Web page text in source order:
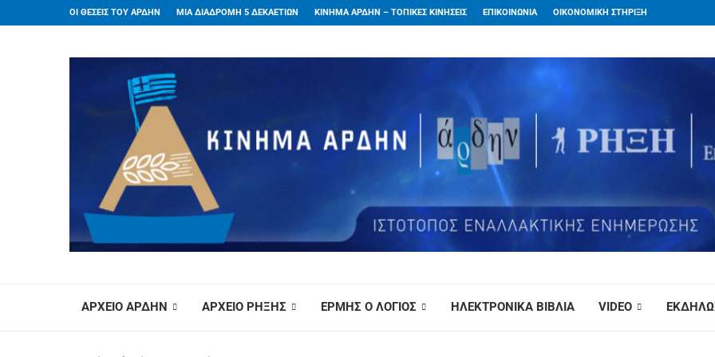
ΟΙ ΘΕΣΕΙΣ ΤΟΥ ΑΡΔΗΝ ΜΙΑ ΔΙΑΔΡΟΜΗ 5 ΔΕΚΑΕΤΙΩΝ ΚΙΝΗΜΑ ΑΡΔΗΝ – ΤΟΠΙΚΕΣ ΚΙΝΗΣΕΙΣ ΕΠΙΚΟΙΝΩΝΙΑ ΟΙΚΟΝΟΜΙΚΗ ΣΤΗΡΙΞΗ
ΑΡΧΕΙΟ ΑΡΔΗΝ ΑΡΧΕΙΟ ΡΗΞΗΣ ΕΡΜΗΣ Ο ΛΟΓΙΟΣ ΗΛΕΚΤΡΟΝΙΚΑ ΒΙΒΛΙΑ VIDEO